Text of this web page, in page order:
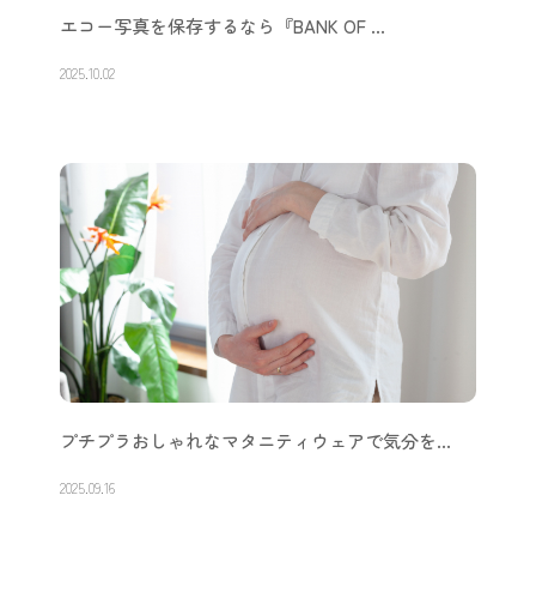
エコー写真を保存するなら『BANK OF …
2025.10.02
プチプラおしゃれなマタニティウェアで気分を…
2025.09.16